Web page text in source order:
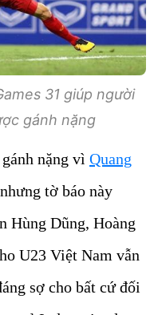
31 giúp người
gánh nặng
nặng vì Quang
tờ báo này
Hùng Dũng, Hoàng
U23 Việt Nam vẫn
sợ cho bất cứ đối